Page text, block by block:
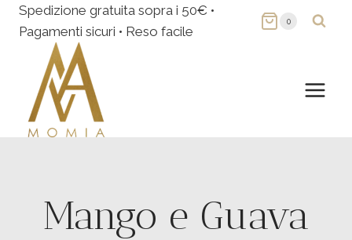
Salta
contenuto
Spedizione gratuita sopra i 50€ •
Pagamenti sicuri • Reso facile
0
Mango e Guava